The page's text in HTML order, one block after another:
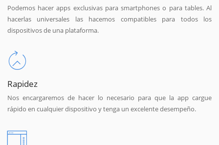
Podemos hacer apps exclusivas para smartphones o para tables. Al
hacerlas universales las hacemos compatibles para todos los
dispositivos de una plataforma.
Rapidez
Nos encargaremos de hacer lo necesario para que la app cargue
rápido en cualquier dispositivo y tenga un excelente desempeño.